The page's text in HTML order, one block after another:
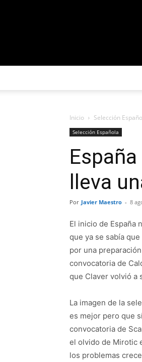
Inicio Selección
Selección Española
lleva
Por Javier Maestro - 8
El inicio de España
que ya se sabía
por una
convocatoria de
que Claver volvió a
La imagen de la
es mejor pero que
convocatoria de
el olvido de Mirotic
los problemas